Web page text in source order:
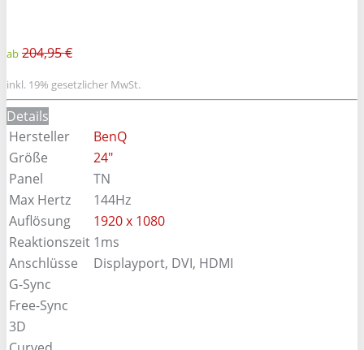
ab 204,95 €
inkl. 19% gesetzlicher MwSt.
Details
Hersteller
BenQ
Größe
24"
Panel
TN
Max Hertz
144Hz
Auflösung
1920 x 1080
Reaktionszeit 1ms
Anschlüsse
Displayport, DVI, HDMI
G-Sync
Free-Sync
3D